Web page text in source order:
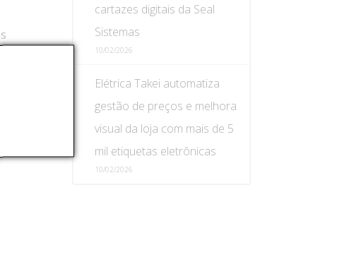
cartazes digitais da Seal
Sistemas
10/02/2026
Elétrica Takei automatiza
gestão de preços e melhora
visual da loja com mais de 5
mil etiquetas eletrônicas
10/02/2026